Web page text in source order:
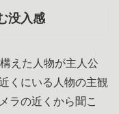
没入感
えた人物が主人公
くにいる人物の主観
ラの近くから聞こ